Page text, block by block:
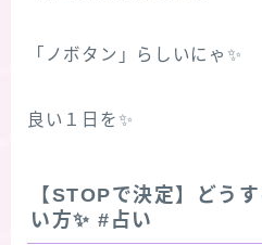
「ノボタン」らしいにゃ✨
良い１日を✨
【STOPで決定】どう
い方✨ #占い